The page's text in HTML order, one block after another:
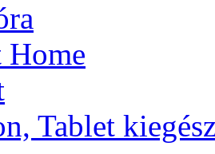
Home
Tablet